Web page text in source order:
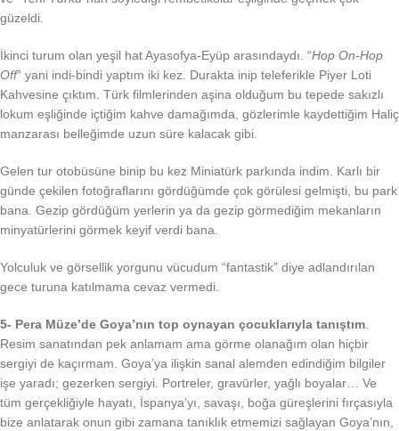
güzeldi.
İkinci turum olan yeşil hat Ayasofya-Eyüp arasındaydı. “Hop On-Hop
Off” yani indi-bindi yaptım iki kez. Durakta inip teleferikle Piyer Loti
Kahvesine çıktım. Türk filmlerinden aşina olduğum bu tepede sakızlı
lokum eşliğinde içtiğim kahve damağımda, gözlerimle kaydettiğim Haliç
manzarası belleğimde uzun süre kalacak gibi.
Gelen tur otobüsüne binip bu kez Miniatürk parkında indim. Karlı bir
günde çekilen fotoğraflarını gördüğümde çok görülesi gelmişti, bu park
bana. Gezip gördüğüm yerlerin ya da gezip görmediğim mekanların
minyatürlerini görmek keyif verdi bana.
Yolculuk ve görsellik yorgunu vücudum “fantastik” diye adlandırılan
gece turuna katılmama cevaz vermedi.
5- Pera Müze’de Goya’nın top oynayan çocuklarıyla tanıştım
Resim sanatından pek anlamam ama görme olanağım olan hiçbir
sergiyi de kaçırmam. Goya’ya ilişkin sanal alemden edindiğim bilgiler
işe yaradı; gezerken sergiyi. Portreler, gravürler, yağlı boyalar… Ve
tüm gerçekliğiyle hayatı, İspanya’yı, savaşı, boğa güreşlerini fırçasıyla
bize anlatarak onun gibi zamana tanıklık etmemizi sağlayan Goya’nın,